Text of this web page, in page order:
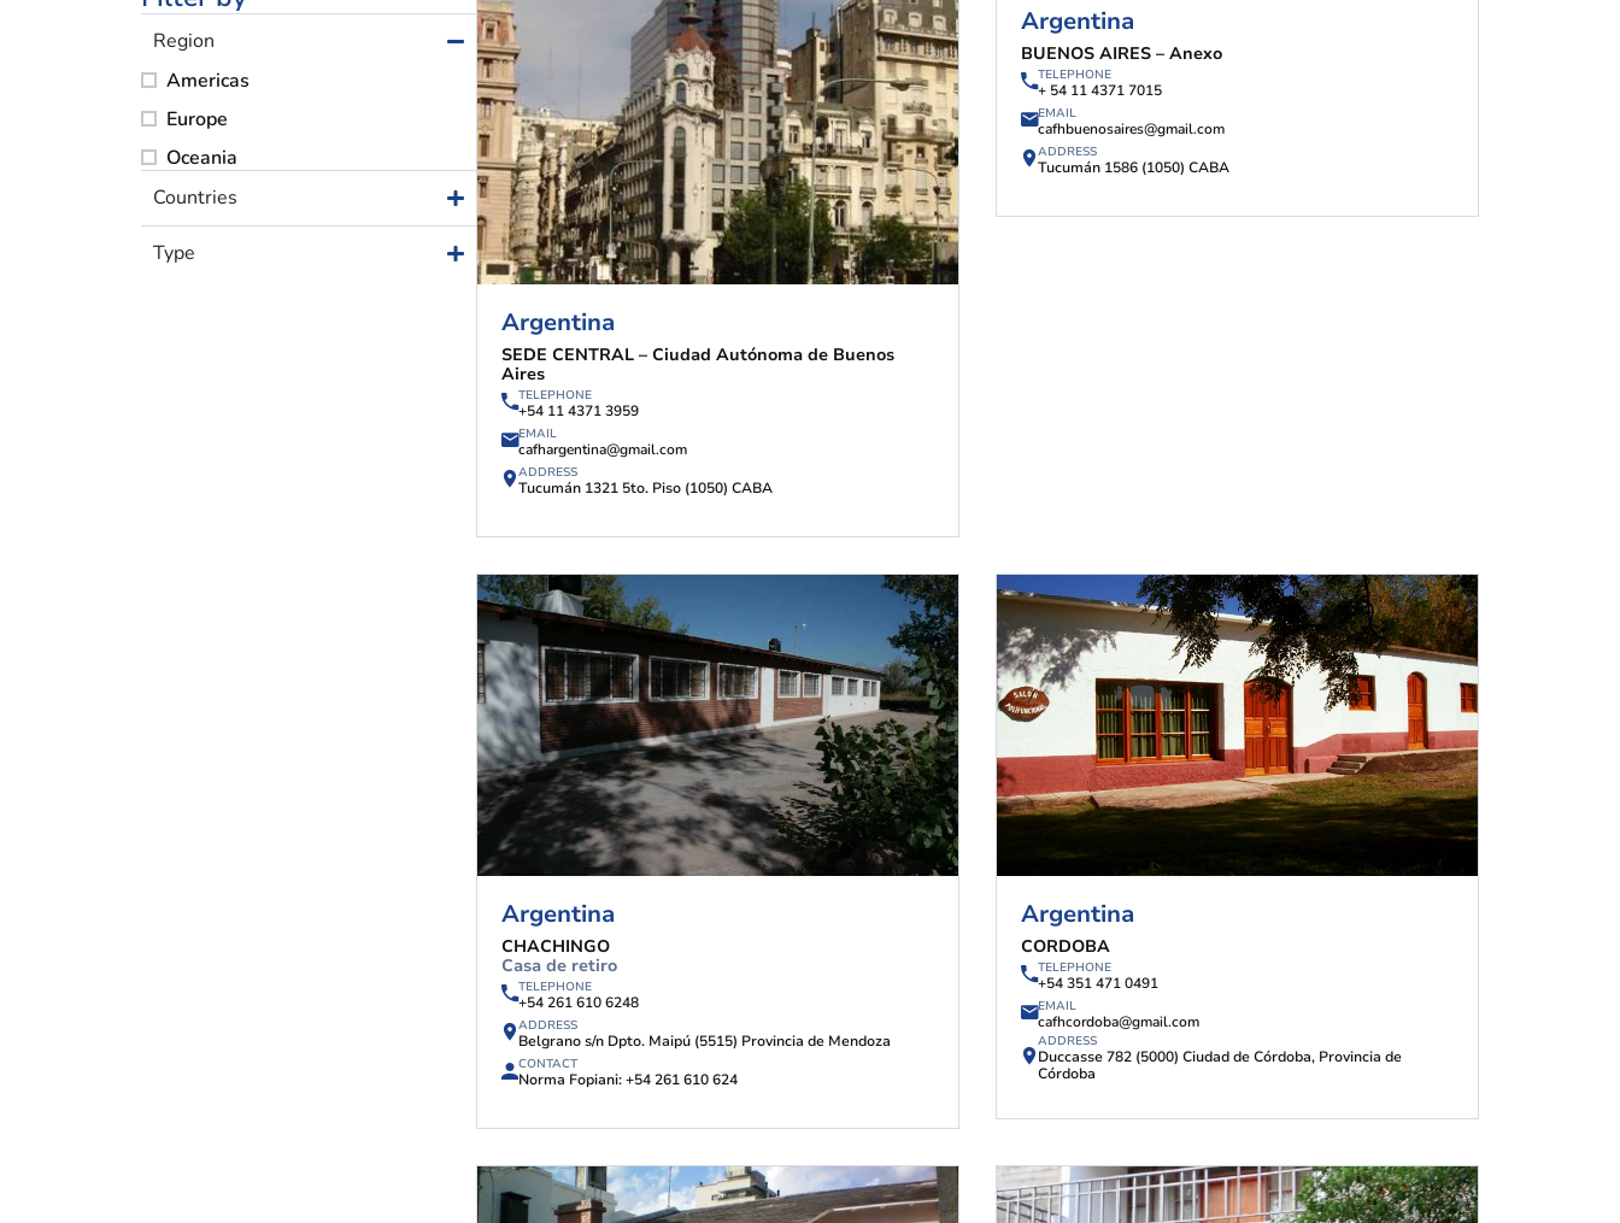
Region
Sedes Region
Americas
Europe
Oceania
Countries
Type
Argentina
SEDE CENTRAL – Ciudad Autónoma de Buenos
Aires
TELEPHONE
+54 11 4371 3959
EMAIL
cafhargentina@gmail.com
ADDRESS
Tucumán 1321 5to. Piso (1050) CABA
Argentina
BUENOS AIRES – Anexo
TELEPHONE
+ 54 11 4371 7015
EMAIL
cafhbuenosaires@gmail.com
ADDRESS
Tucumán 1586 (1050) CABA
Argentina
CHACHINGO
Casa de retiro
TELEPHONE
+54 261 610 6248
ADDRESS
Belgrano s/n Dpto. Maipú (5515) Provincia de Mendoza
CONTACT
Norma Fopiani: +54 261 610 624
Argentina
CORDOBA
TELEPHONE
+54 351 471 0491
EMAIL
cafhcordoba@gmail.com
ADDRESS
Duccasse 782 (5000) Ciudad de Córdoba, Provincia de
Córdoba